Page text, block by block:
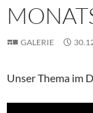
GALERIE
Unser Thema im